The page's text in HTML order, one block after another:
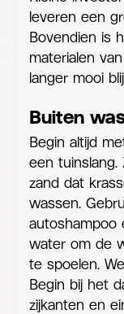
leveren een
Bovendien is
materialen
langer mooi
Buiten
Begin altijd
een tuinslang.
zand dat
wassen.
autoshampoo
water om de
te spoelen.
Begin bij het
zijkanten en